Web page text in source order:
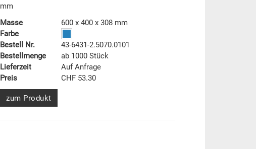
mm
Masse
600 x 400 x 308 mm
Farbe
Bestell Nr.
43-6431-2.5070.0101
Bestellmenge
ab 1000 Stück
Lieferzeit
Auf Anfrage
Preis
CHF 53.30
zum Produkt